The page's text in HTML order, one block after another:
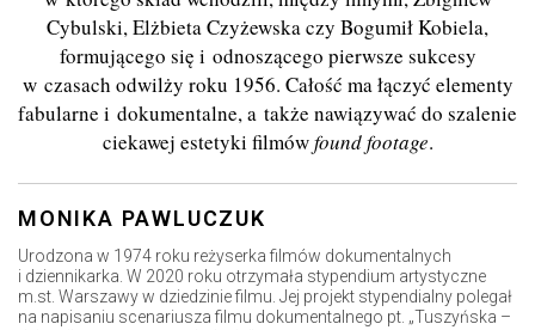
Cybulski, Elżbieta Czyżewska czy Bogumił Kobiela,
formującego się i odnoszącego pierwsze sukcesy
w czasach odwilży roku 1956. Całość ma łączyć elementy
fabularne i dokumentalne, a także nawiązywać do szalenie
ciekawej estetyki filmówfound footage.
MONIKA PAWLUCZUK
Urodzona w 1974 roku reżyserka filmów dokumentalnych
i dziennikarka. W 2020 roku otrzymała stypendium artystyczne
m.st. Warszawy w dziedzinie filmu. Jej projekt stypendialny polegał
na napisaniu scenariusza filmu dokumentalnego pt. „Tuszyńska –